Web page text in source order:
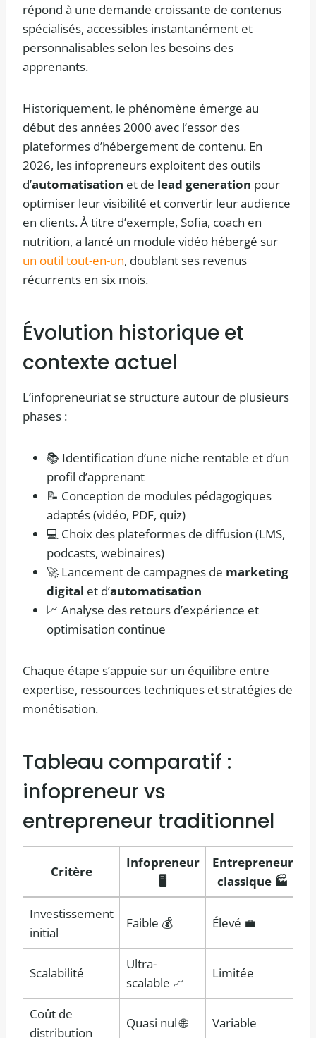
répond à une demande croissante de contenus
spécialisés, accessibles instantanément et
personnalisables selon les besoins des
apprenants.
Historiquement, le phénomène émerge au
début des années 2000 avec l’essor des
plateformes d’hébergement de contenu. En
2026, les infopreneurs exploitent des outils
d’automatisation et de lead generation pour
optimiser leur visibilité et convertir leur audience
en clients. À titre d’exemple, Sofia, coach en
nutrition, a lancé un module vidéo hébergé sur
un outil tout-en-un, doublant ses revenus
récurrents en six mois.
Évolution historique et
contexte actuel
L’infopreneuriat se structure autour de plusieurs
phases :
📚 Identification d’une niche rentable et d’un
profil d’apprenant
📝 Conception de modules pédagogiques
adaptés (vidéo, PDF, quiz)
💻 Choix des plateformes de diffusion (LMS,
podcasts, webinaires)
🚀 Lancement de campagnes de marketing
digital et d’automatisation
📈 Analyse des retours d’expérience et
optimisation continue
Chaque étape s’appuie sur un équilibre entre
expertise, ressources techniques et stratégies de
monétisation.
Tableau comparatif :
infopreneur vs
entrepreneur traditionnel
Critère
Infopreneur
🖥️
Entrepreneur
classique 🏭
Investissement
initial
Faible 💰 Élevé 💼
Scalabilité
Ultra-
scalable 📈
Limitée
Coût de
distribution
Quasi nul 🌐 Variable